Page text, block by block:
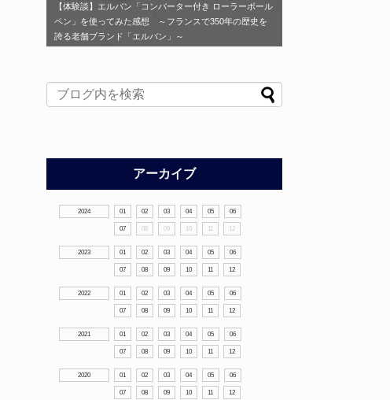
【体験談】エルバン「コンバーター付き ローラーボール
ペン」を使ってみた感想 ～フランスで350年の歴史を
誇る老舗ブランド「エルバン」～
アーカイブ
2024 01 02 03 04 05 06
07 08 09 10 11 12
2023 01 02 03 04 05 06
07 08 09 10 11 12
2022 01 02 03 04 05 06
07 08 09 10 11 12
2021 01 02 03 04 05 06
07 08 09 10 11 12
2020 01 02 03 04 05 06
07 08 09 10 11 12